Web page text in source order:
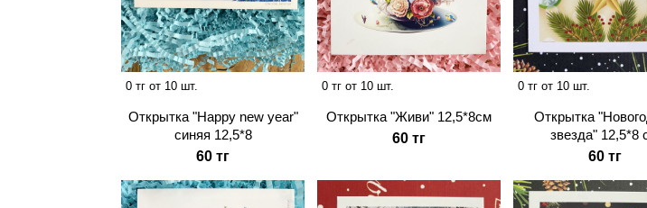
0 тг от 10 шт.
Открытка "Happy new year"
синяя 12,5*8
60 тг
0 тг от 10 шт.
Открытка "Живи" 12,5*8см
60 тг
0 тг от 10 шт.
Открытка
звезда" 12,5*8
60 тг